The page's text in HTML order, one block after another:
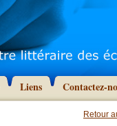
Liens Contactez-
Retour